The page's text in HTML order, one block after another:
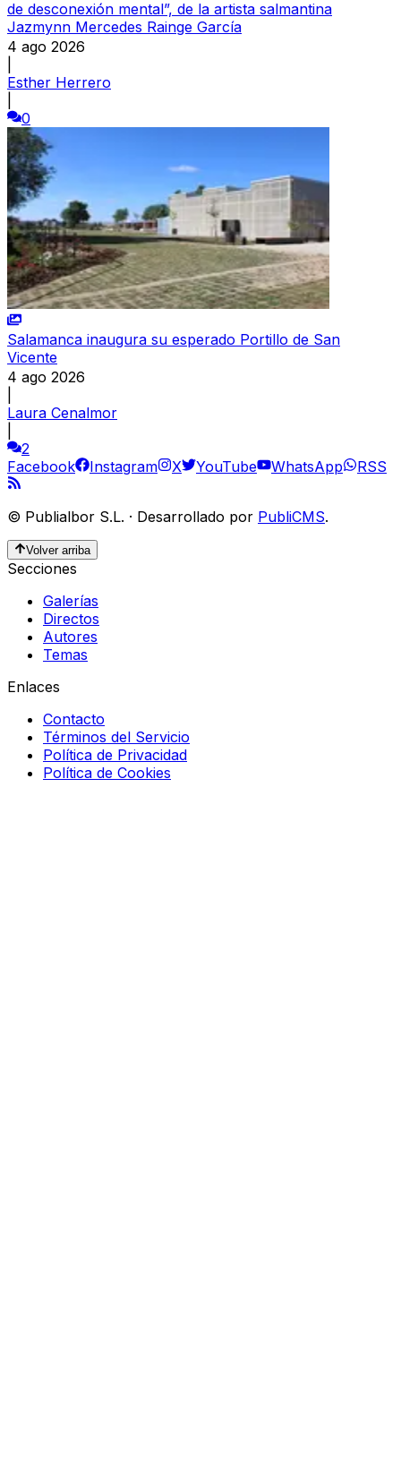
de desconexión mental”, de la artista salmantina
Jazmynn Mercedes Rainge García
4 ago 2026
Esther Herrero
0
Salamanca inaugura su esperado Portillo de San
Vicente
4 ago 2026
Laura Cenalmor
2
Facebook
Instagram X YouTube WhatsApp RSS
© Publialbor S.L. · Desarrollado por PubliCMS.
Volver arriba
Secciones
Galerías
Directos
Autores
Temas
Enlaces
Contacto
Términos del Servicio
Política de Privacidad
Política de Cookies